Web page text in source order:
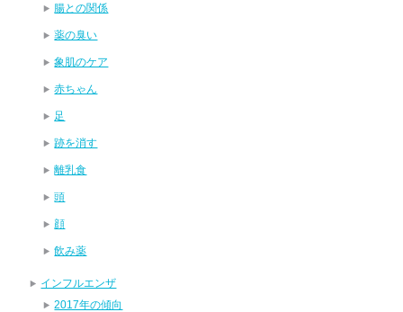
腸との関係
薬の臭い
象肌のケア
赤ちゃん
足
跡を消す
離乳食
頭
顔
飲み薬
インフルエンザ
2017年の傾向